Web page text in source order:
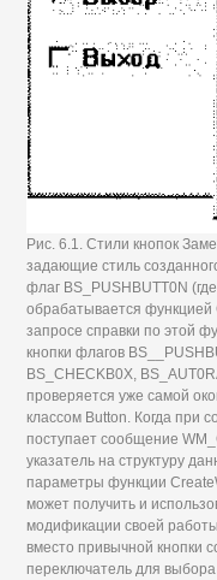
Рис. 6.1. Стили кнопок
задающие стиль
флаг BS_PUSHBUTT0N
обрабатывается
запросе справки по этой
кнопки флагов
BS_CHECKB0X,
проверяется уже самой
классом Button. Когда при
поступает сообщение
указатель на структуру
параметры функции
может получить и
модификации своей
вместо привычной кнопки
переключатель для